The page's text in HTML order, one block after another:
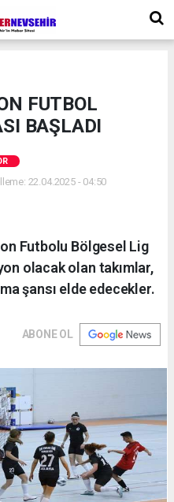
FUTBOL
BAŞLADI
22.04.2025 - 04:50
Futbolu Bölgesel Lig
olacak olan takımlar,
şansı elde edecekler.
ABONE OL